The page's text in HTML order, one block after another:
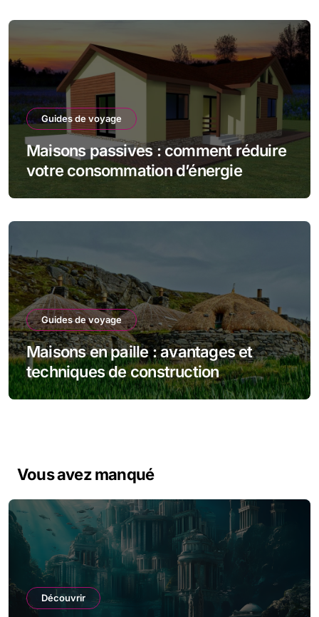
Guides de voyage
Maisons passives : comment réduire
votre consommation d’énergie
Guides de voyage
Maisons en paille : avantages et
techniques de construction
Vous avez manqué
Découvrir